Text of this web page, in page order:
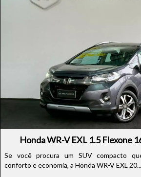
Honda WR-V EXL 1.5 Flexone
Se você procura um SUV compacto
conforto e economia, a Honda WR-V EXL 20...